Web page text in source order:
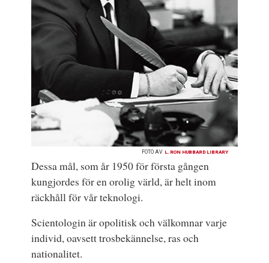
FOTO AV L. RON HUBBARD LIBRARY
Dessa mål, som år 1950 för första gången
kungjordes för en orolig värld, är helt inom
räckhåll för vår teknologi.
Scientologin är opolitisk och välkomnar varje
individ, oavsett trosbekännelse, ras och
nationalitet.